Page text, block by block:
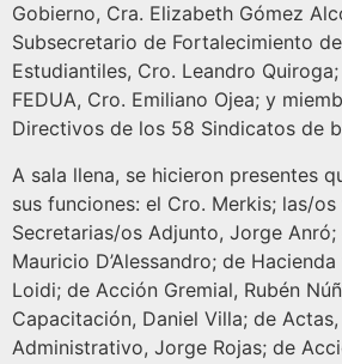
Gobierno, Cra. Elizabeth Gómez
Subsecretario de Fortalecimiento
Estudiantiles, Cro. Leandro
FEDUA, Cro. Emiliano Ojea; y
Directivos de los 58 Sindicatos de
A sala llena, se hicieron presentes
sus funciones: el Cro. Merkis; las/
Secretarias/os Adjunto, Jorge Anró;
Mauricio D’Alessandro; de
Loidi; de Acción Gremial, Rubén
Capacitación, Daniel Villa; de
Administrativo, Jorge Rojas; de